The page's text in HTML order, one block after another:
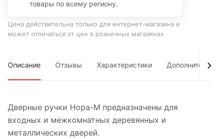
товары по всему региону.
Цена действительна только для интернет-магазина и
может отличаться от цен в розничных магазинах
Описание Отзывы Характеристики Дополнительно
Дверные ручки Нора-М предназначены для
входных и межкомнатных деревянных и
металлических дверей.